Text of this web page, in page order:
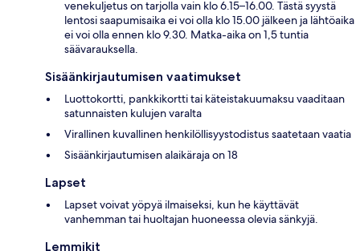
venekuljetus on tarjolla vain klo 6.15–16.00. Tästä syystä
lentosi saapumisaika ei voi olla klo 15.00 jälkeen ja lähtöaika
ei voi olla ennen klo 9.30. Matka-aika on 1,5 tuntia
säävarauksella.
Sisäänkirjautumisen vaatimukset
Luottokortti, pankkikortti tai käteistakuumaksu vaaditaan
satunnaisten kulujen varalta
Virallinen kuvallinen henkilöllisyystodistus saatetaan vaatia
Sisäänkirjautumisen alaikäraja on 18
Lapset
Lapset voivat yöpyä ilmaiseksi, kun he käyttävät
vanhemman tai huoltajan huoneessa olevia sänkyjä.
Lemmikit